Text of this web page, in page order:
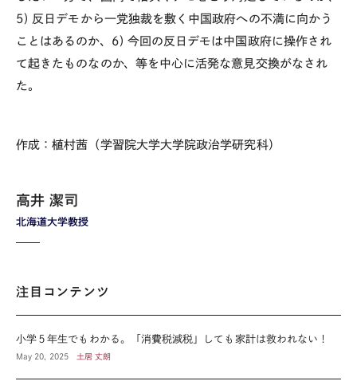
5) 反日デモから一党独裁を敷く中国政府への不満に向かう
ことはあるのか、6) 今回の反日デモは中国政府に操作され
て起きたものなのか、等を中心に活発な意見交換がなされ
た。
作成：植村茜（学習院大学大学院政治学研究科）
北海道大学教授
高井 潔司
注目コンテンツ
小学５年生でもわかる。「消費税減税」しても家計は救われない！
May 20, 2025 土居 丈朗